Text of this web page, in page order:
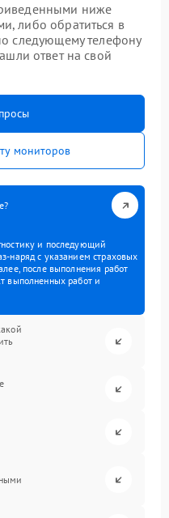
ниже
либо обратиться в
следующему телефону
ответ на свой
мониторов
и последующий
наряд с указанием страховых
после выполнения работ
выполненных работ и